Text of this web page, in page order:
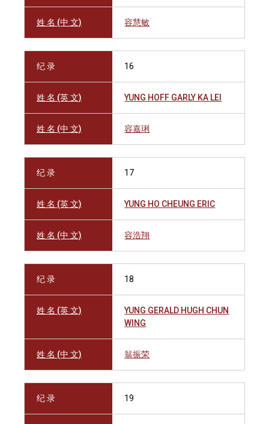
姓 名 (中 文) 容慧敏
纪 录 16
姓 名 (英 文) YUNG HOFF GARLY KA LEI
姓 名 (中 文) 容嘉琍
纪 录 17
姓 名 (英 文) YUNG HO CHEUNG ERIC
姓 名 (中 文) 容浩翔
纪 录 18
姓 名 (英 文)
YUNG GERALD HUGH CHUN
WING
姓 名 (中 文) 翁振荣
纪 录 19